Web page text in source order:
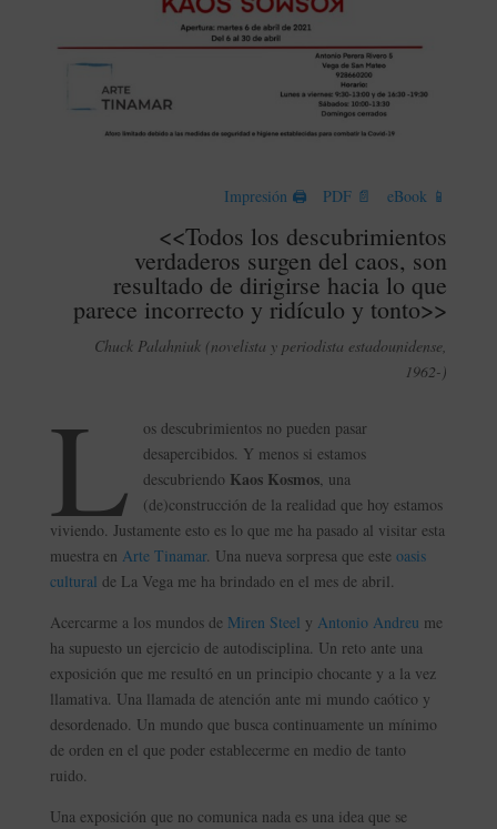
Impresión 🖨 PDF 📄 eBook 📱
<<Todos los descubrimientos
verdaderos surgen del caos, son
resultado de dirigirse hacia lo que
parece incorrecto y ridículo y tonto>>
Chuck Palahniuk (novelista y periodista estadounidense,
1962-)
L
os descubrimientos no pueden pasar
desapercibidos. Y menos si estamos
descubriendo Kaos Kosmos, una
(de)construcción de la realidad que hoy estamos
viviendo. Justamente esto es lo que me ha pasado al visitar esta
muestra en Arte Tinamar. Una nueva sorpresa que este oasis
cultural de La Vega me ha brindado en el mes de abril.
Acercarme a los mundos de Miren Steel y Antonio Andreu me
ha supuesto un ejercicio de autodisciplina. Un reto ante una
exposición que me resultó en un principio chocante y a la vez
llamativa. Una llamada de atención ante mi mundo caótico y
desordenado. Un mundo que busca continuamente un mínimo
de orden en el que poder establecerme en medio de tanto
ruido.
Una exposición que no comunica nada es una idea que se